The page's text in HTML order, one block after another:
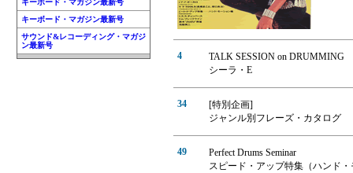
キーボード・マガジン最新号
キーボード・マガジン最新号
サウンド&レコーディング・マガジ
ン最新号
4
TALK SESSION on DRUMMING
シーラ・E
34
[特別企画]
ジャンル別フレーズ・カタログ
49
Perfect Drums Seminar
スピード・アップ特集（ハンド